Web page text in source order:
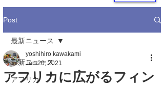
Post
最新ニュース
アフリカ
最新ニュース
アフリカに広がるフィン
yoshihiro kawakami
Jan 20, 2021